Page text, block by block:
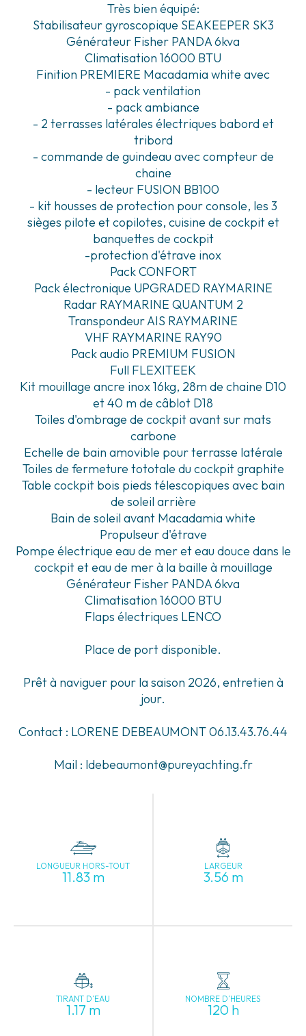
Très bien équipé:
Stabilisateur gyroscopique SEAKEEPER SK3
Générateur Fisher PANDA 6kva
Climatisation 16000 BTU
Finition PREMIERE Macadamia white avec
- pack ventilation
- pack ambiance
- 2 terrasses latérales électriques babord et
tribord
- commande de guindeau avec compteur de
chaine
- lecteur FUSION BB100
- kit housses de protection pour console, les 3
sièges pilote et copilotes, cuisine de cockpit et
banquettes de cockpit
-protection d'étrave inox
Pack CONFORT
Pack électronique UPGRADED RAYMARINE
Radar RAYMARINE QUANTUM 2
Transpondeur AIS RAYMARINE
VHF RAYMARINE RAY90
Pack audio PREMIUM FUSION
Full FLEXITEEK
Kit mouillage ancre inox 16kg, 28m de chaine D10
et 40 m de câblot D18
Toiles d'ombrage de cockpit avant sur mats
carbone
Echelle de bain amovible pour terrasse latérale
Toiles de fermeture tototale du cockpit graphite
Table cockpit bois pieds télescopiques avec bain
de soleil arrière
Bain de soleil avant Macadamia white
Propulseur d'étrave
Pompe électrique eau de mer et eau douce dans le
cockpit et eau de mer à la baille à mouillage
Générateur Fisher PANDA 6kva
Climatisation 16000 BTU
Flaps électriques LENCO
Place de port disponible.
Prêt à naviguer pour la saison 2026, entretien à
jour.
Contact : LORENE DEBEAUMONT 06.13.43.76.44
Mail : ldebeaumont@pureyachting.fr
LONGUEUR HORS-TOUT
11.83 m
LARGEUR
3.56 m
TIRANT D’EAU
1.17 m
NOMBRE D’HEURES
120 h